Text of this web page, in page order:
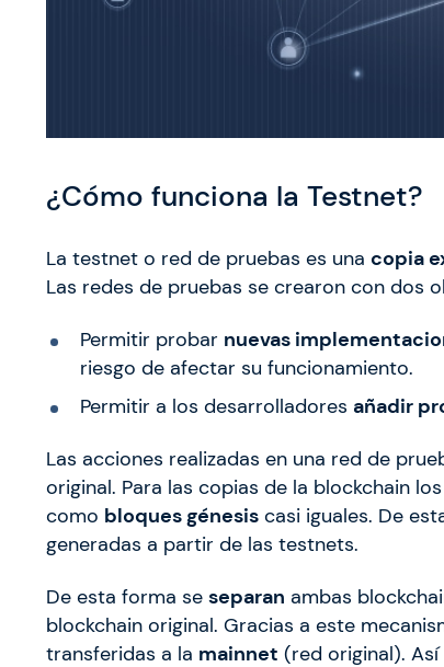
¿Cómo funciona la Testnet?
La testnet o red de pruebas es una copia
Las redes de pruebas se crearon con dos
Permitir probar nuevas
riesgo de afectar su funcionamiento.
Permitir a los desarrolladores añadir
Las acciones realizadas en una red de
original. Para las copias de la blockchain
como bloques génesis casi iguales. De
generadas a partir de las testnets.
De esta forma se separan ambas
blockchain original. Gracias a este
transferidas a la mainnet (red original).